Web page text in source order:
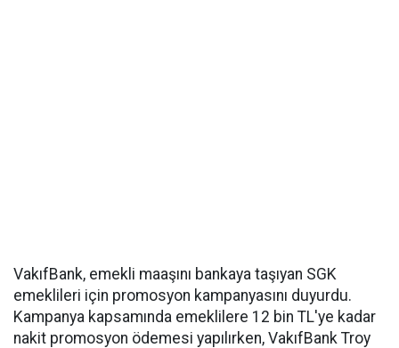
VakıfBank, emekli maaşını bankaya taşıyan SGK
emeklileri için promosyon kampanyasını duyurdu.
Kampanya kapsamında emeklilere 12 bin TL'ye kadar
nakit promosyon ödemesi yapılırken, VakıfBank Troy